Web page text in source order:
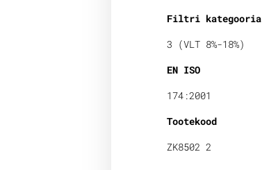
Filtri kategooria
3 (VLT 8%-18%)
EN ISO
174:2001
Tootekood
ZK8502 2